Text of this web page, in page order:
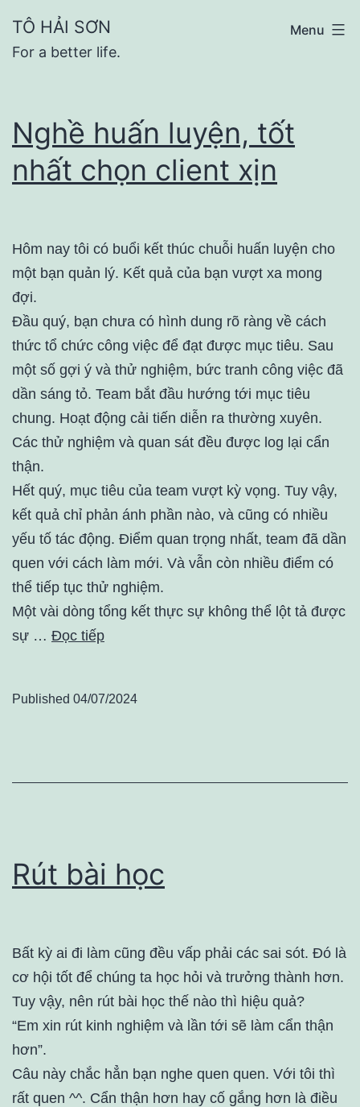
content
TÔ HẢI SƠN
For a better life.
Menu
Nghề huấn luyện, tốt
nhất chọn client xịn
Hôm nay tôi có buổi kết thúc chuỗi huấn luyện cho
một bạn quản lý. Kết quả của bạn vượt xa mong
đợi.
Đầu quý, bạn chưa có hình dung rõ ràng về cách
thức tổ chức công việc để đạt được mục tiêu. Sau
một số gợi ý và thử nghiệm, bức tranh công việc đã
dần sáng tỏ. Team bắt đầu hướng tới mục tiêu
chung. Hoạt động cải tiến diễn ra thường xuyên.
Các thử nghiệm và quan sát đều được log lại cẩn
thận.
Hết quý, mục tiêu của team vượt kỳ vọng. Tuy vậy,
kết quả chỉ phản ánh phần nào, và cũng có nhiều
yếu tố tác động. Điểm quan trọng nhất, team đã dần
quen với cách làm mới. Và vẫn còn nhiều điểm có
thể tiếp tục thử nghiệm.
Một vài dòng tổng kết thực sự không thể lột tả được
sự … Đọc tiếp
Published 04/07/2024
Rút bài học
Bất kỳ ai đi làm cũng đều vấp phải các sai sót. Đó là
cơ hội tốt để chúng ta học hỏi và trưởng thành hơn.
Tuy vậy, nên rút bài học thế nào thì hiệu quả?
“Em xin rút kinh nghiệm và lần tới sẽ làm cẩn thận
hơn”.
Câu này chắc hẳn bạn nghe quen quen. Với tôi thì
rất quen ^^. Cẩn thận hơn hay cố gắng hơn là điều